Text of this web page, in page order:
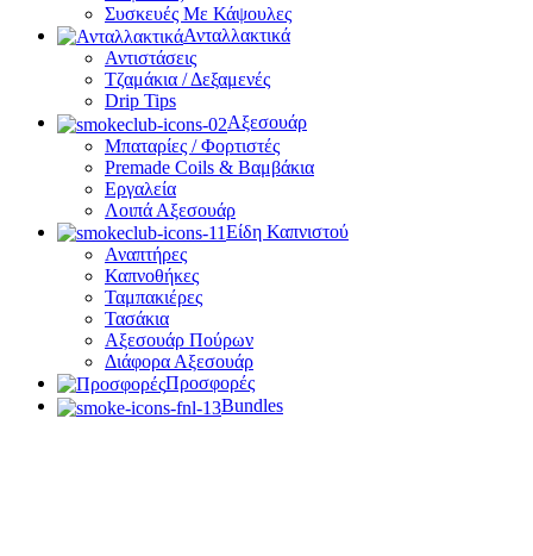
Συσκευές Με Κάψουλες
Ανταλλακτικά
Αντιστάσεις
Τζαμάκια / Δεξαμενές
Drip Tips
Αξεσουάρ
Μπαταρίες / Φορτιστές
Premade Coils & Βαμβάκια
Εργαλεία
Λοιπά Αξεσουάρ
Είδη Καπνιστού
Αναπτήρες
Καπνοθήκες
Ταμπακιέρες
Τασάκια
Αξεσουάρ Πούρων
Διάφορα Αξεσουάρ
Προσφορές
Bundles